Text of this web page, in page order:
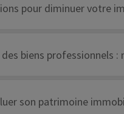
pour diminuer votre
biens professionnels :
son patrimoine